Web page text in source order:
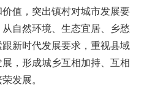
值，突出镇村对城市发展要
自然环境、生态宜居、乡愁
新时代发展要求，重视县域
，形成城乡互相加持、互相
发展。